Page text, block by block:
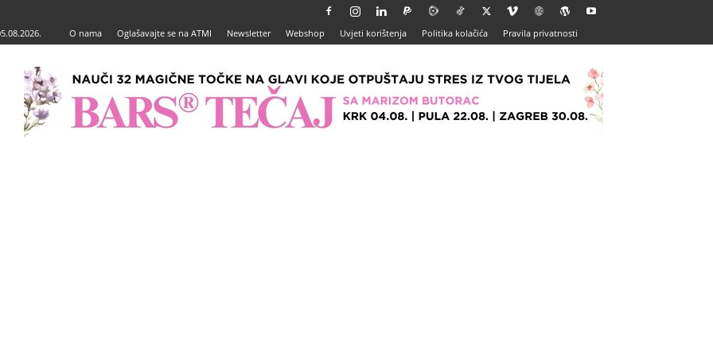
O nama Oglašavajte se na ATMI Newsletter Webshop Uvjeti korištenja Politika kolačića Pravila privatnosti